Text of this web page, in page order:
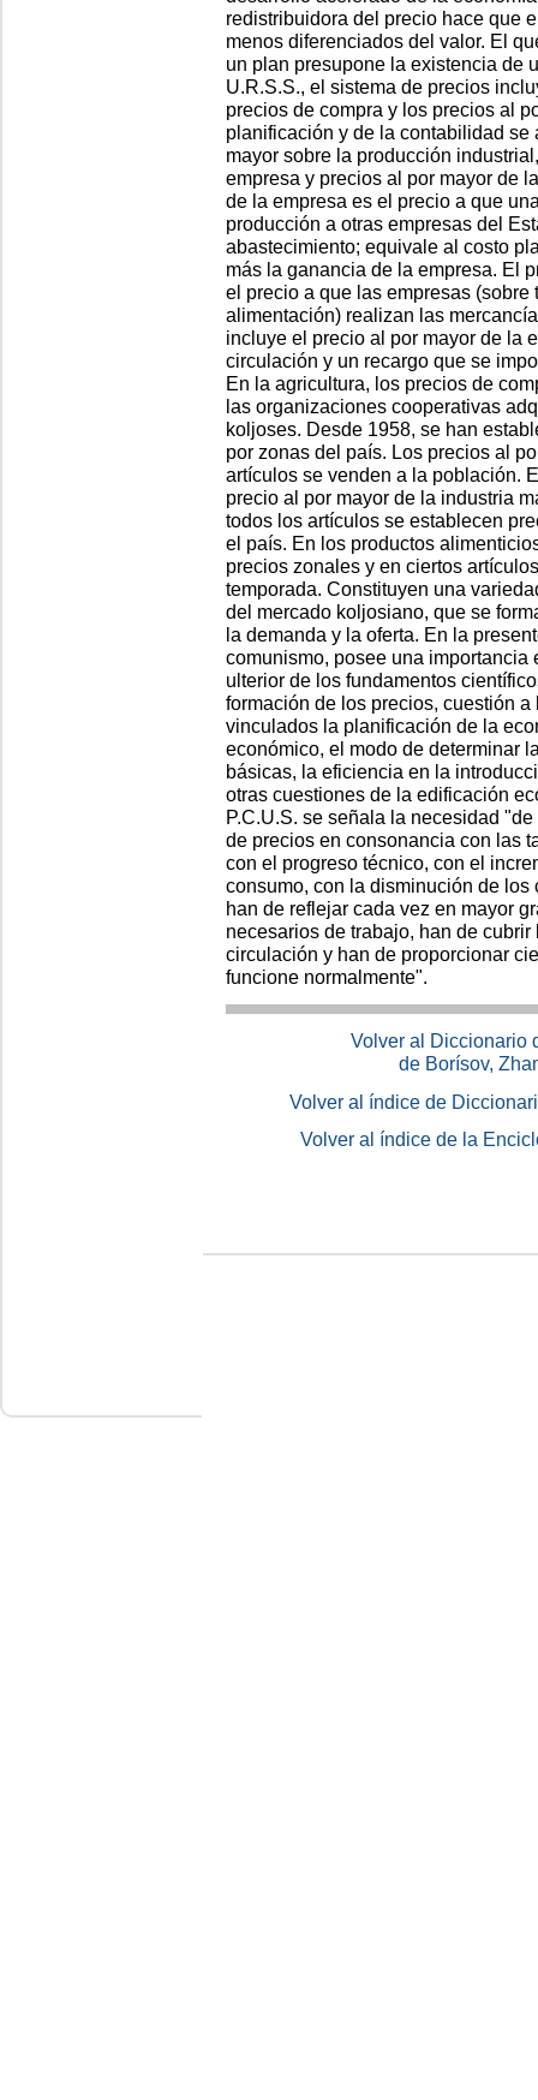
redistribuidora del precio hace que
menos diferenciados del valor. El
un plan presupone la existencia de
U.R.S.S., el sistema de precios
precios de compra y los precios al
planificación y de la contabilidad
mayor sobre la producción
empresa y precios al por mayor de
de la empresa es el precio a que
producción a otras empresas del
abastecimiento; equivale al costo
más la ganancia de la empresa. El
el precio a que las empresas
alimentación) realizan las
incluye el precio al por mayor de la
circulación y un recargo que se
En la agricultura, los precios de
las organizaciones cooperativas
koljoses. Desde 1958, se han
por zonas del país. Los precios al
artículos se venden a la población.
precio al por mayor de la industria
todos los artículos se establecen
el país. En los productos
precios zonales y en ciertos
temporada. Constituyen una
del mercado koljosiano, que se
la demanda y la oferta. En la
comunismo, posee una
ulterior de los fundamentos
formación de los precios, cuestión
vinculados la planificación de la
económico, el modo de determinar
básicas, la eficiencia en la
otras cuestiones de la edificación
P.C.U.S. se señala la necesidad
de precios en consonancia con las
con el progreso técnico, con el
consumo, con la disminución de
han de reflejar cada vez en mayor
necesarios de trabajo, han de
circulación y han de proporcionar
funcione normalmente".
Volver al Diccionario
de Borísov,
Volver al índice de
Volver al índice de la